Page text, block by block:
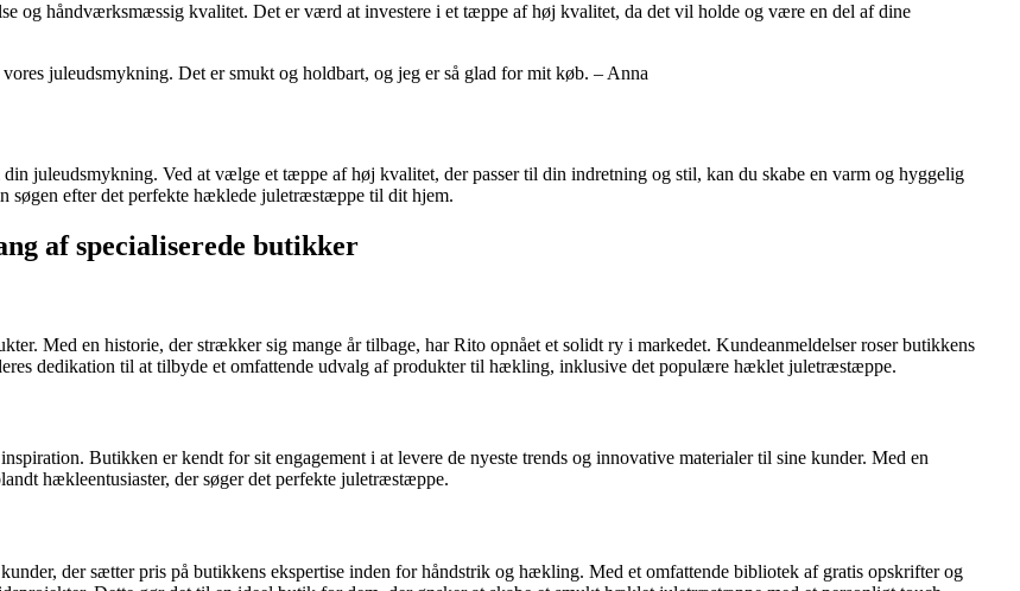
og håndværksmæssig kvalitet. Det er værd at investere i et tæppe af høj kvalitet, da det vil holde og være en del af dine
juleudsmykning. Det er smukt og holdbart, og jeg er så glad for mit køb. – Anna
juleudsmykning. Ved at vælge et tæppe af høj kvalitet, der passer til din indretning og stil, kan du skabe en varm og hyggelig
efter det perfekte hæklede juletræstæppe til dit hjem.
af specialiserede butikker
Med en historie, der strækker sig mange år tilbage, har Rito opnået et solidt ry i markedet. Kundeanmeldelser roser butikkens
dedikation til at tilbyde et omfattende udvalg af produkter til hækling, inklusive det populære hæklet juletræstæppe.
Butikken er kendt for sit engagement i at levere de nyeste trends og innovative materialer til sine kunder. Med en
hækleentusiaster, der søger det perfekte juletræstæppe.
der sætter pris på butikkens ekspertise inden for håndstrik og hækling. Med et omfattende bibliotek af gratis opskrifter og